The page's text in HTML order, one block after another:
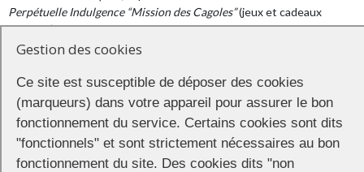
Perpétuelle Indulgence “Mission des Cagoles”(jeux et cadeaux
insolites). Bar et espace restauration.
lutter contre la pandémie de COVID-19, il faudra respecter deux
obligations pour accéder au festival des Fiertés :
être porteur duPass Sanitaire, qui sera exigé à l’entrée
être inscrit gratuitement sur le siteWeezEvent
Gestion des cookies
Ce site est susceptible de déposer des cookies
(marqueurs) dans votre appareil pour assurer le bon
fonctionnement du service. Certains cookies sont dits
"fonctionnels" et sont strictement nécessaires au bon
fonctionnement du site. Des cookies dits "non